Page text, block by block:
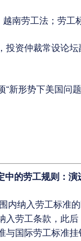
越南劳工法；劳工
投资仲裁常设论
新形势下美国问
中的劳工规则：演
内纳入劳工标准
入劳工条款，此
国际劳工标准挂